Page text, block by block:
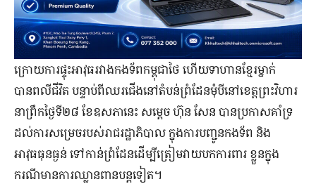
ក្រោយការផ្ទុះអាវុធរវាងកងទ័ពកម្ពុជាថៃ ហើយទាហានខ្មែរម្នាក់
បានពលីជីវិត បន្ទាប់ពីឈរជើងនៅតំបន់ព្រំដែនមុំបីនៅខេត្តព្រះវិហារ
នាព្រឹកថ្ងៃទី២៨ ខែឧសភានេះ សម្តេច ហ៊ុន សែន បានប្រកាសគាំទ្រ
ដល់ការសម្រេចរបស់រាជរដ្ឋាភិបាល ក្នុងការបញ្ជូនកងទ័ព និង
អាវុធធុនធ្ងន់ ទៅកាន់ព្រំដែនដើម្បីត្រៀមវាយបកការពារ ខ្លួនក្នុង
ករណីមានការឈ្លានពានបន្តទៀត។